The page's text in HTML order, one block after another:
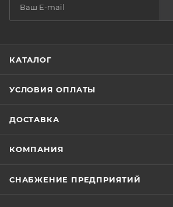
КАТАЛОГ
УСЛОВИЯ ОПЛАТЫ
ДОСТАВКА
КОМПАНИЯ
СНАБЖЕНИЕ ПРЕДПРИЯТИЙ